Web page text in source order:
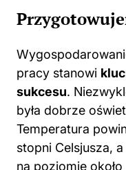
pracy stanowi
sukcesu.
była dobrze
Temperatura
stopni Celsjusza,
na poziomie